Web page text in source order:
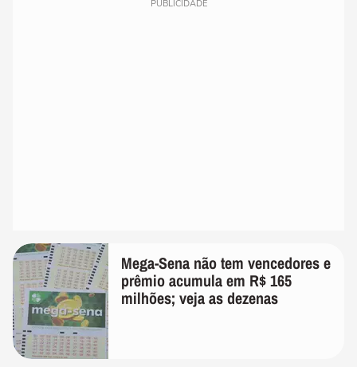
PUBLICIDADE
Mega-Sena não tem vencedores e
prêmio acumula em R$ 165
milhões; veja as dezenas